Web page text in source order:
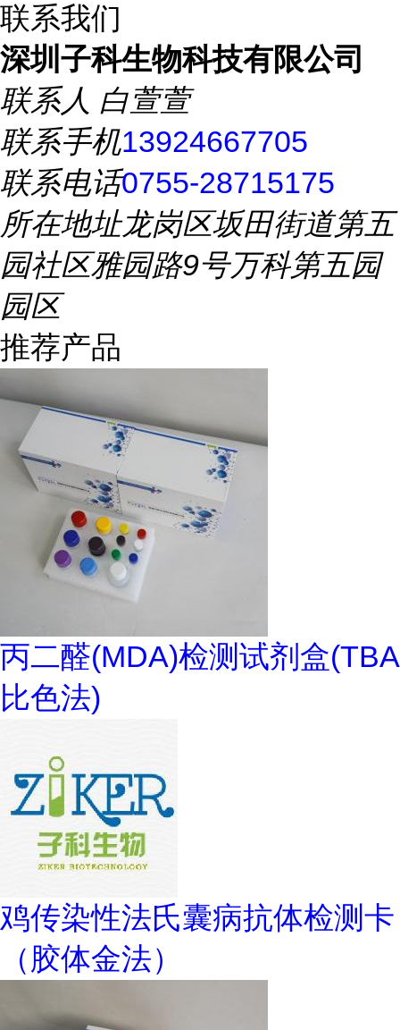
联系我们
深圳子科生物科技有限公司
联系人 白萱萱
联系手机13924667705
联系电话0755-28715175
所在地址龙岗区坂田街道第五
园社区雅园路9号万科第五园
园区
推荐产品
丙二醛(MDA)检测试剂盒(TBA
比色法)
鸡传染性法氏囊病抗体检测卡
（胶体金法）